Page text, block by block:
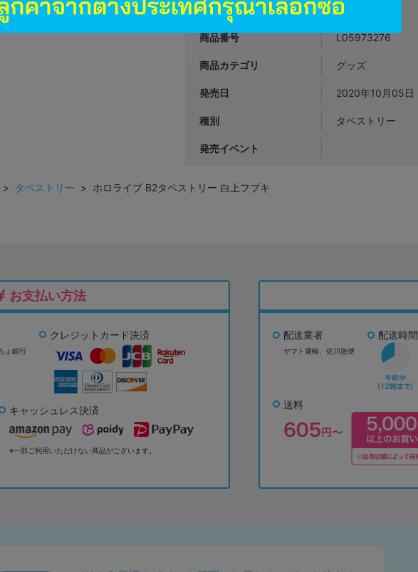
JANコード
商品番号 L05973276
商品カテゴリ グッズ
発売日 2020年10月05日
種別 タペストリー
発売イベント
> タペストリー > ホロライブ B2タペストリー 白上フブキ
お支払い方法
ょ銀行
クレジットカード決済
キャッシュレス決済
※一部ご利用いただけない商品がございます。
配送業者
ヤマト運輸、佐川急便
配送時間
送料